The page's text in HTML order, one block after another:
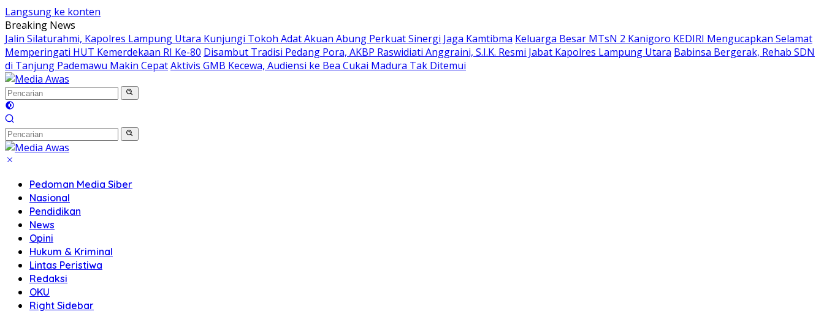
Langsung ke konten
Breaking News
Jalin Silaturahmi, Kapolres Lampung Utara Kunjungi Tokoh Adat Akuan Abung Perkuat Sinergi Jaga Kamtibma Keluarga Besar MTsN 2 Kanigoro KEDIRI Mengucapkan Selamat
Memperingati HUT Kemerdekaan RI Ke-80 Disambut Tradisi Pedang Pora, AKBP Raswidiati Anggraini, S.I.K. Resmi Jabat Kapolres Lampung Utara Babinsa Bergerak, Rehab SDN
di Tanjung Pademawu Makin CepatAktivis GMB Kecewa, Audiensi ke Bea Cukai Madura Tak Ditemui
Pedoman Media Siber
Nasional
Pendidikan
News
Opini
Hukum & Kriminal
Lintas Peristiwa
Redaksi
OKU
Right Sidebar